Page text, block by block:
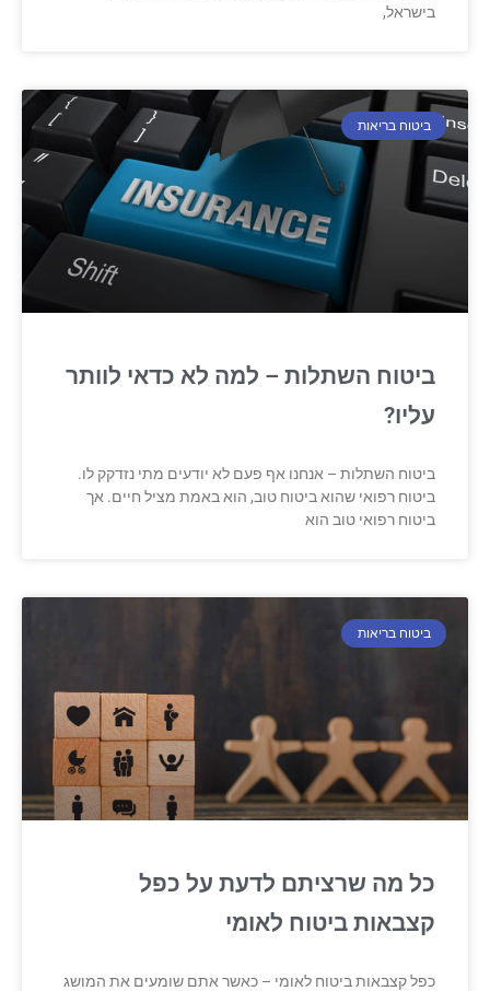
בישראל,
ביטוח בריאות
ביטוח השתלות – למה לא כדאי לוותר
עליו?
ביטוח השתלות – אנחנו אף פעם לא יודעים מתי נזדקק לו.
ביטוח רפואי שהוא ביטוח טוב, הוא באמת מציל חיים. אך
ביטוח רפואי טוב הוא
ביטוח בריאות
כל מה שרציתם לדעת על כפל
קצבאות ביטוח לאומי
כפל קצבאות ביטוח לאומי – כאשר אתם שומעים את המושג